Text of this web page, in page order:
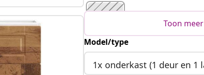
Zwart
Toon meer
Model/type